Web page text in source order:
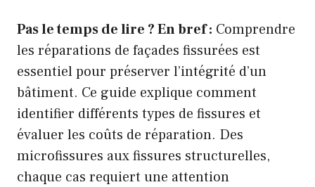
Pas le temps de lire ? En bref : Comprendre
les réparations de façades fissurées est
essentiel pour préserver l’intégrité d’un
bâtiment. Ce guide explique comment
identifier différents types de fissures et
évaluer les coûts de réparation. Des
microfissures aux fissures structurelles,
chaque cas requiert une attention